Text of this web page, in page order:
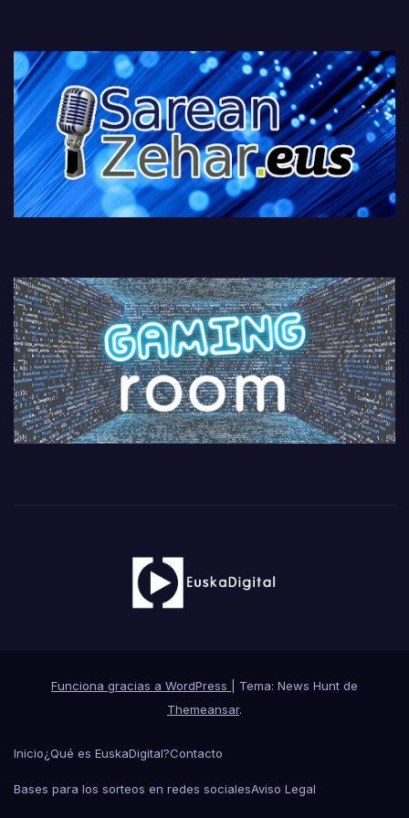
Funciona gracias a WordPress
Tema: News Hunt de
Themeansar.
Inicio¿Qué es EuskaDigital?Contacto
Bases para los sorteos en redes socialesAviso Legal